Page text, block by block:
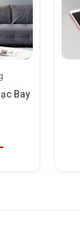
Bay